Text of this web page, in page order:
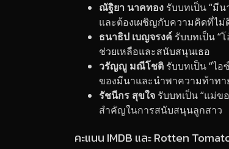
ณัฐิยา นาคทอง รับบทเป็น “มี
และต้องเผชิญกับความคิดที่ไม่
ธนาธิป เบญจรงค์ รับบทเป็น “
ช่วยเหลือและสนับสนุนเธอ
วรัญญู มณีโชติ รับบทเป็น “ไ
ของมีนาและนำพาความท้าทา
รัชนีกร สุขใจ รับบทเป็น “แม่
สำคัญในการสนับสนุนลูกสาว
คะแนน IMDB และ Rotten